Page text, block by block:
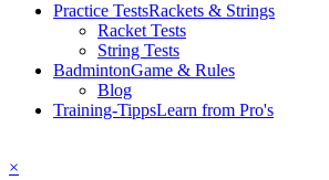
Practice TestsRackets & Strings
Racket Tests
String Tests
BadmintonGame & Rules
Blog
Training-TippsLearn from Pro's
×